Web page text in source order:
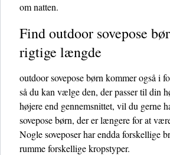
om natten.
Find outdoor sovepose
rigtige længde
outdoor sovepose børn kommer også i
så du kan vælge den, der passer til din
højere end gennemsnittet, vil du gerne
sovepose børn, der er længere for at
Nogle soveposer har endda forskellige
rumme forskellige kropstyper.